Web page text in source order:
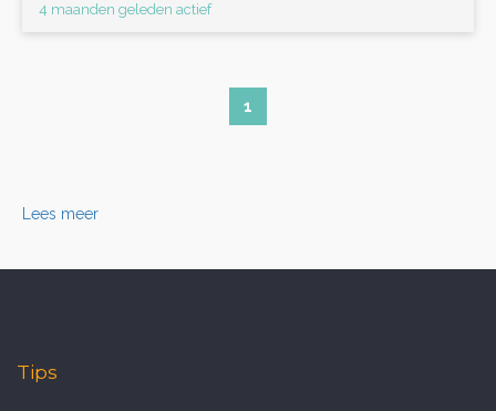
4 maanden geleden actief
1
Lees meer
Tips